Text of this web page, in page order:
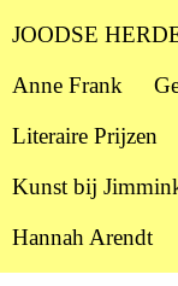
JOODSE
Anne Frank
Literaire Prijzen
Kunst bij
Hannah Arendt